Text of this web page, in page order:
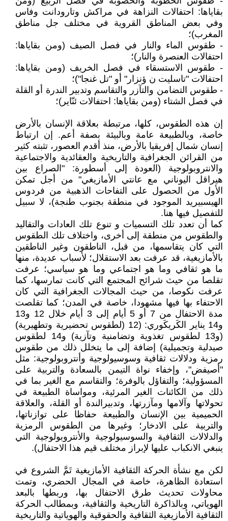
بقاياها: احتفالات النزاهة في مراكش وتارودانت وفاس
وفي بعض المناطق القروية في مختلف جل مناطق
المغرب)؛
- طقوس الماء والنار في فصل الصيف (ومن بقاياها:
احتفالات العنصرة والنار)؛
- طقوس الاستسقاء في فصل الخريف (ومن بقاياها:
احتفالات "تاسليت ن ؤنزار" أو "تل غنجا")؛
- طقوس التضامن والتآزر والتقاسم وتدبير الندرة أو القلة
في فصل الشتاء (ومن بقاياها: احتفالات ئنّاير)؛
إن هذه الطقوس، كلها، مرتبطة بعلاقة الإنسان بالأرض
خاصة، وبالطبيعة عامة وبالبيئة بصفة أعم. إن ارتباط
إنسان شمال إفريقيا بالأرض، منذ أقدم العصور، تثبته كثير
من القرائن الجغرافية والتاريخية والعقائدية والاجتماعية
والانتروبولوجية (العودة إلى أسطورة: "الصراع بين
هيراقل اليوناني مع عانتي الأمازيغي" من أجل تمكن
الأول من الحصول على التفاحات الذهبية من فردوس
الهيسبيريد الموجود في منطقة بجنوب طنجة)، لا سبيل
للتفصيل فيها هنا.
كما أن تعدد تلك التسميات و تنوع تلك العادات والتقاليد
والطقوس من منطقة إلى أخرى، واختلاف تلك الطقوس
التي كان يتقاسمها، من قبل، الناطقون وغير الناطقين
بالأمازيغية، قد عرفت بعد الاستقلال؛ لأسباب عديدة، منها
ما هو ثقافي وما هو اجتماعي وما هو سياسي؛ عرفت
تقلصا من حيث شرائح المجتمع التي كانت تمارسها، كما
عرفت نكوصا، من حيث المجالات الجغرافية التي كان
الاحتفاء بها فيها مشهودا، خاصة في المدن؛ كما تقلصت
مدة الاحتفال من 7 أو 5 أيام إلى 3 أيام خلال 12 و13
و14 يناير الكَريكَوري: (12 (لطقوس تحضيرية وتطهيرية)
(و13 لطقوس تغذوية وتضامنية وتآزية) و14 لطقوس
صيدلية وتجميلية) إضافة إلى ما يتخلل ذلك من طقوس
رمزية ودلالات ثقافية وسوسيولوجية وأنتروبولوجية: مثل
"أصيفض"، وإخفاء نواة التيمن بالسعادة والتربية على
المسؤولية؛ والتفاؤل بالوفرة؛ والتقاسم مع الغير بما في
ذلك من الكائنات الغير المرئية، ومواساة الطبيعة في
تحولاتها وآلامها ومآزرتها، وتدبيرالندة أو القلة، والعلاقة
الحميمية بين الإنسان والطبيعة حفاظا على توازناتها،
والتربية على الادخار؛ وغيرها من الطقوس الرمزية
والدلالات الثقافية والسوسيولوجية والأنتروبولوجية التي
ينبغي الانكباب عليها لإبراز مختلف قيم هذا الاحتفال).
لكن مع نشأة الحركة الثقافية الأمازيغية تَمَّ الشروع في
استعادة الظاهرة، خاصة في المجال الحضري، وتمت
محاولات تحديث طرق الاحتفال بها، وربطها بالبعد
الهوياتي، وبالذاكرة التاريخية والثقافية، وبمطالب الحركة
الثقافية الأمازيغية الثقافية والحقوقية والهوياتية والتاريخية